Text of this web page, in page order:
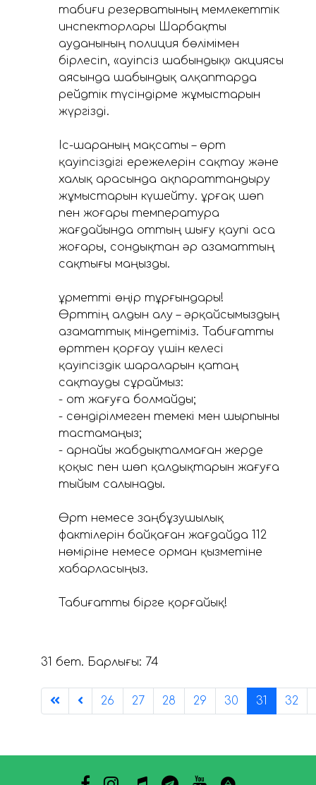
табиғи резерватының мемлекеттік
инспекторлары Шарбақты
ауданының полиция бөлімімен
бірлесіп, «Қауіпсіз шабындық» акциясы
аясында шабындық алқаптарда
рейдтік түсіндірме жұмыстарын
жүргізді.
Іс-шараның мақсаты – өрт
қауіпсіздігі ережелерін сақтау және
халық арасында ақпараттандыру
жұмыстарын күшейту. Құрғақ шөп
пен жоғары температура
жағдайында оттың шығу қаупі аса
жоғары, сондықтан әр азаматтың
сақтығы маңызды.
Құрметті өңір тұрғындары!
Өрттің алдын алу – әрқайсымыздың
азаматтық міндетіміз. Табиғатты
өрттен қорғау үшін келесі
қауіпсіздік шараларын қатаң
сақтауды сұраймыз:
- от жағуға болмайды;
- сөндірілмеген темекі мен шырпыны
тастамаңыз;
- арнайы жабдықталмаған жерде
қоқыс пен шөп қалдықтарын жағуға
тыйым салынады.
Өрт немесе заңбұзушылық
фактілерін байқаған жағдайда 112
нөміріне немесе орман қызметіне
хабарласыңыз.
Табиғатты бірге қорғайық!
31 бет. Барлығы: 74
26 27 28 29 30 31 32